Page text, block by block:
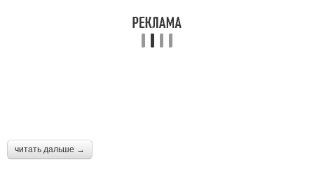
читать дальше →